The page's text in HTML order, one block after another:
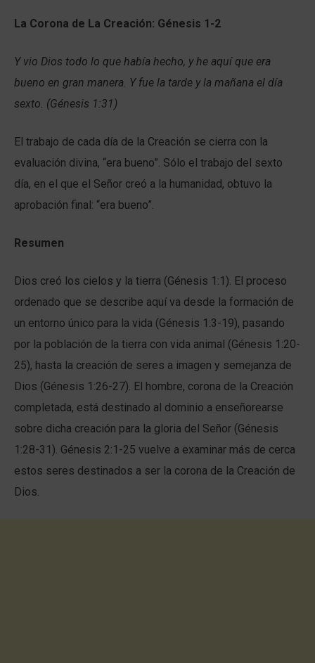
La Corona de La Creación: Génesis 1-2
Y vio Dios todo lo que había hecho, y he aquí que era
bueno en gran manera. Y fue la tarde y la mañana el día
sexto. (Génesis 1:31)
El trabajo de cada día de la Creación se cierra con la
evaluación divina, “era bueno”. Sólo el trabajo del sexto
día, en el que el Señor creó a la humanidad, obtuvo la
aprobación final: “era bueno”.
Resumen
Dios creó los cielos y la tierra (Génesis 1:1). El proceso
ordenado que se describe aquí va desde la formación de
un entorno único para la vida (Génesis 1:3-19), pasando
por la población de la tierra con vida animal (Génesis 1:20-
25), hasta la creación de seres a imagen y semejanza de
Dios (Génesis 1:26-27). El hombre, corona de la Creación
completada, está destinado al dominio a enseñorearse
sobre dicha creación para la gloria del Señor (Génesis
1:28-31). Génesis 2:1-25 vuelve a examinar más de cerca
estos seres destinados a ser la corona de la Creación de
Dios.